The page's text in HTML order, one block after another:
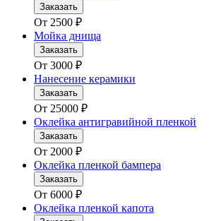
Заказать
От 2500 ₽
Мойка днища
Заказать
От 3000 ₽
Нанесение керамики
Заказать
От 25000 ₽
Оклейка антигравийной пленкой
Заказать
От 2000 ₽
Оклейка пленкой бампера
Заказать
От 6000 ₽
Оклейка пленкой капота